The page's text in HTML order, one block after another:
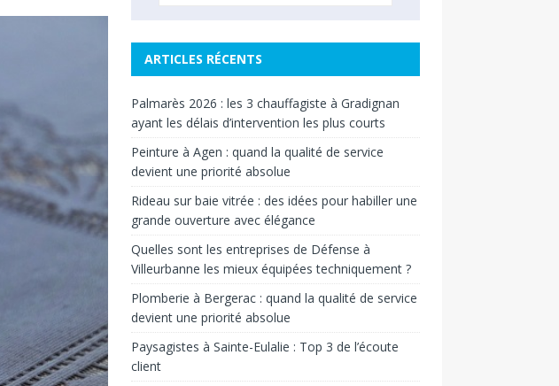
ARTICLES RÉCENTS
Palmarès 2026 : les 3 chauffagiste à Gradignan
ayant les délais d’intervention les plus courts
Peinture à Agen : quand la qualité de service
devient une priorité absolue
Rideau sur baie vitrée : des idées pour habiller une
grande ouverture avec élégance
Quelles sont les entreprises de Défense à
Villeurbanne les mieux équipées techniquement ?
Plomberie à Bergerac : quand la qualité de service
devient une priorité absolue
Paysagistes à Sainte-Eulalie : Top 3 de l’écoute
client